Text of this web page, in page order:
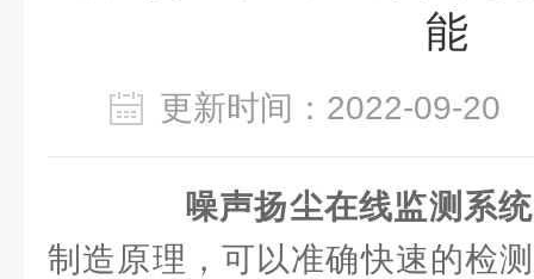
能
更新时间：2022-09-
噪声扬尘在线监测系统
制造原理，可以准确快速的检